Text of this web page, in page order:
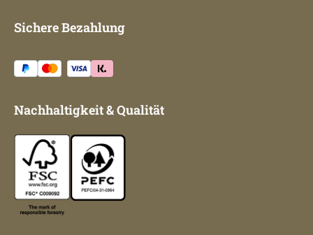
Sichere Bezahlung
Nachhaltigkeit & Qualität